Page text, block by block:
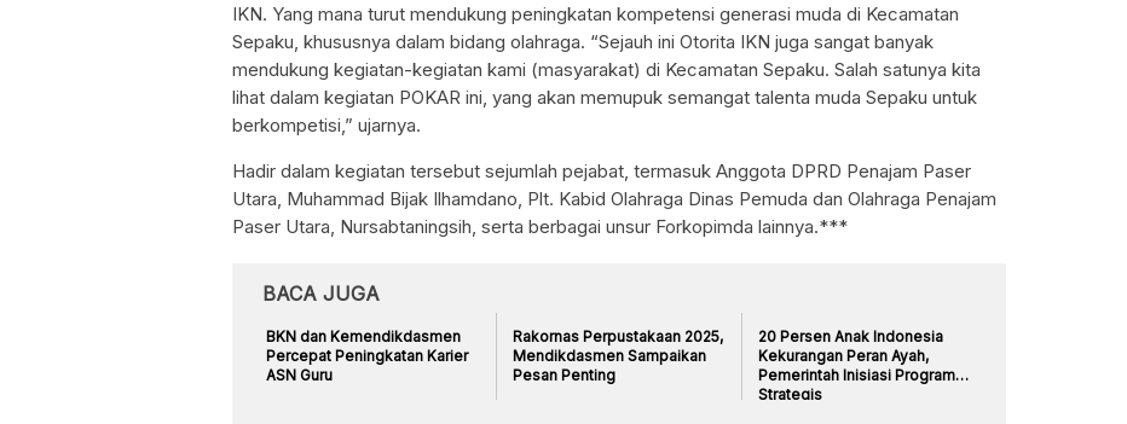
IKN. Yang mana turut mendukung peningkatan kompetensi generasi muda di Kecamatan
Sepaku, khususnya dalam bidang olahraga. “Sejauh ini Otorita IKN juga sangat banyak
mendukung kegiatan-kegiatan kami (masyarakat) di Kecamatan Sepaku. Salah satunya kita
lihat dalam kegiatan POKAR ini, yang akan memupuk semangat talenta muda Sepaku untuk
berkompetisi,” ujarnya.
Hadir dalam kegiatan tersebut sejumlah pejabat, termasuk Anggota DPRD Penajam Paser
Utara, Muhammad Bijak Ilhamdano, Plt. Kabid Olahraga Dinas Pemuda dan Olahraga Penajam
Paser Utara, Nursabtaningsih, serta berbagai unsur Forkopimda lainnya.***
BACA JUGA
BKN dan Kemendikdasmen
Percepat Peningkatan Karier
ASN Guru
Rakornas Perpustakaan 2025,
Mendikdasmen Sampaikan
Pesan Penting
20 Persen Anak Indonesia
Kekurangan Peran Ayah,
Pemerintah Inisiasi Program
Strategis